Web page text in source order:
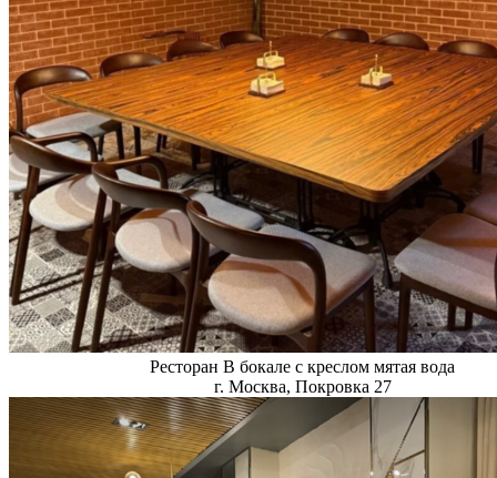
Ресторан В бокале с креслом мятая вода
г. Москва, Покровка 27